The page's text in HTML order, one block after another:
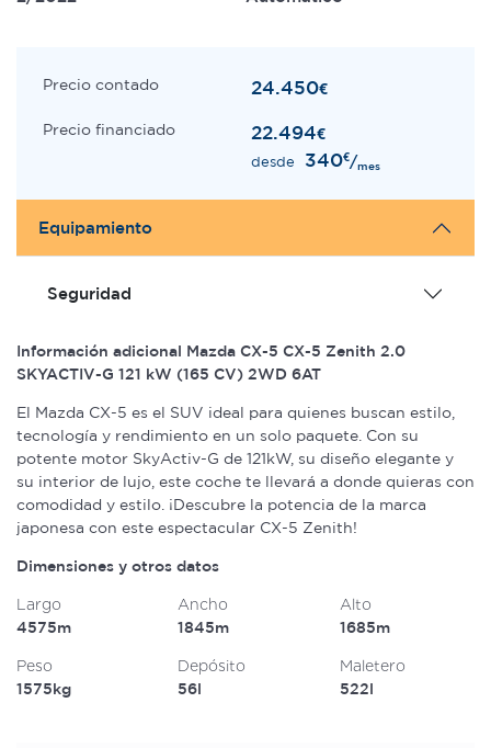
Precio contado 24.450€
Precio financiado 22.494€
desde 340€/mes
Equipamiento
Seguridad
Información adicional Mazda CX-5 CX-5 Zenith 2.0
SKYACTIV-G 121 kW (165 CV) 2WD 6AT
El Mazda CX-5 es el SUV ideal para quienes buscan estilo,
tecnología y rendimiento en un solo paquete. Con su
potente motor SkyActiv-G de 121kW, su diseño elegante y
su interior de lujo, este coche te llevará a donde quieras con
comodidad y estilo. ¡Descubre la potencia de la marca
japonesa con este espectacular CX-5 Zenith!
Dimensiones y otros datos
Largo
4575m
Ancho
1845m
Alto
1685m
Peso
1575kg
Depósito
56l
Maletero
522l